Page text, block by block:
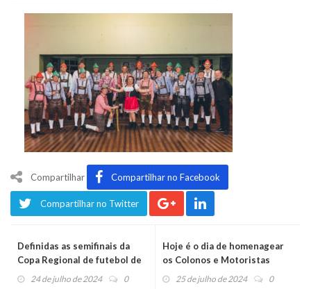
Compartilhar Compartilhar no Facebook
Compartilhar no Twitter
Definidas as semifinais da
Copa Regional de futebol de
campo24 de julho de 2024 0
Hoje é o dia de homenagear
os Colonos e Motoristas
25 de julho de 2024 0